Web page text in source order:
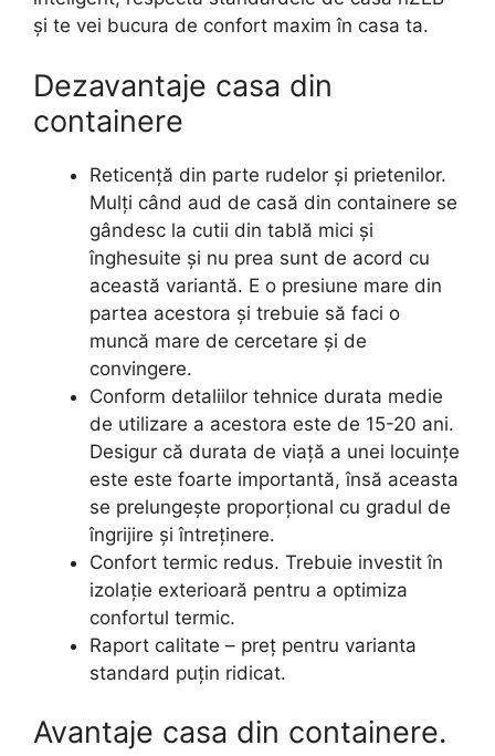
și te vei bucura de confort maxim în casa ta.
Dezavantaje casa din
containere
Reticență din parte rudelor și prietenilor.
Mulți când aud de casă din containere se
gândesc la cutii din tablă mici și
înghesuite și nu prea sunt de acord cu
această variantă. E o presiune mare din
partea acestora și trebuie să faci o
muncă mare de cercetare și de
convingere.
Conform detaliilor tehnice durata medie
de utilizare a acestora este de 15-20 ani.
Desigur că durata de viață a unei locuințe
este este foarte importantă, însă aceasta
se prelungește proporțional cu gradul de
îngrijire și întreținere.
Confort termic redus. Trebuie investit în
izolație exterioară pentru a optimiza
confortul termic.
Raport calitate – preț pentru varianta
standard puțin ridicat.
Avantaje casa din containere.